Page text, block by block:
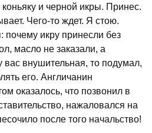
и черной икры. Принес.
Чего-то ждет. Я стою.
почему икру принесли без
масло не заказали, а
вас внушительная, то подумал,
его. Англичанин
оказалось, что позвонил в
нажаловался на
после того начальство!